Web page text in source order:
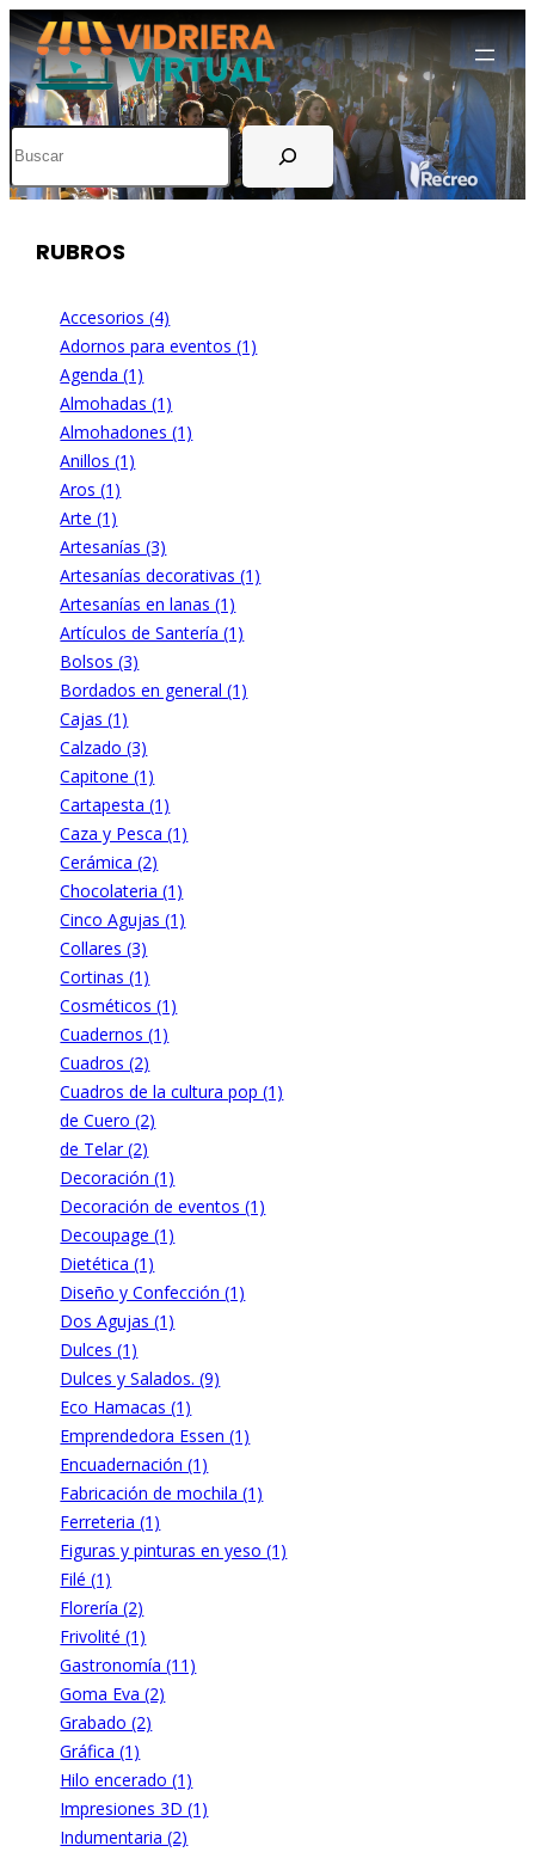
RUBROS
Accesorios (4)
Adornos para eventos (1)
Agenda (1)
Almohadas (1)
Almohadones (1)
Anillos (1)
Aros (1)
Arte (1)
Artesanías (3)
Artesanías decorativas (1)
Artesanías en lanas (1)
Artículos de Santería (1)
Bolsos (3)
Bordados en general (1)
Cajas (1)
Calzado (3)
Capitone (1)
Cartapesta (1)
Caza y Pesca (1)
Cerámica (2)
Chocolateria (1)
Cinco Agujas (1)
Collares (3)
Cortinas (1)
Cosméticos (1)
Cuadernos (1)
Cuadros (2)
Cuadros de la cultura pop (1)
de Cuero (2)
de Telar (2)
Decoración (1)
Decoración de eventos (1)
Decoupage (1)
Dietética (1)
Diseño y Confección (1)
Dos Agujas (1)
Dulces (1)
Dulces y Salados. (9)
Eco Hamacas (1)
Emprendedora Essen (1)
Encuadernación (1)
Fabricación de mochila (1)
Ferreteria (1)
Figuras y pinturas en yeso (1)
Filé (1)
Florería (2)
Frivolité (1)
Gastronomía (11)
Goma Eva (2)
Grabado (2)
Gráfica (1)
Hilo encerado (1)
Impresiones 3D (1)
Indumentaria (2)